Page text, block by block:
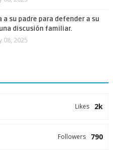
a su padre para defender a su
discusión familiar.
08, 2025
2k
Likes
790
Followers